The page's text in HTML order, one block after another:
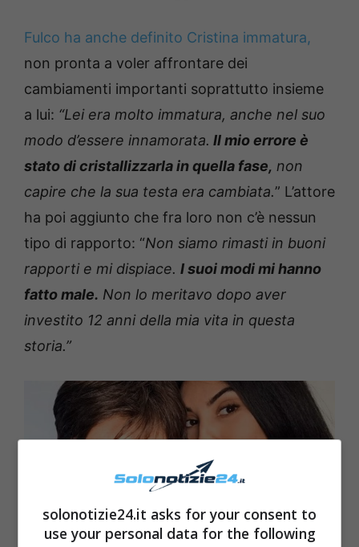
Fulco ha anche definito Cristina immatura,
non pronta a voler affrontare dei
cambiamenti importanti soprattutto insieme
a lui: “Lei era molto immatura, anche nel suo
modo d’essere innamorata. Il mio errore è
stato di cristallizzarla in quella fase, non
capire che la sua testa era cambiata.” L’attore
ha poi aggiunto che fra loro non c’è nessun
tipo di rapporto: “Non siamo rimasti in buoni
rapporti e mi dispiace. I suoi modi mi hanno
fatto male. Non lo meritavo dopo aver
investito 12 anni della mia vita in questa
storia.”
solonotizie24.it asks for your consent to
use your personal data for the following